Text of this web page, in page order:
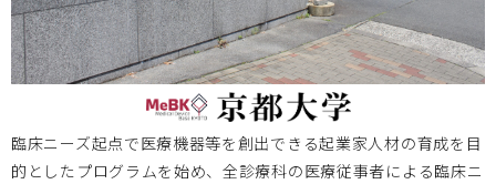
岡山大学 2024.12.24
第15回 BIZEN活動発信会開催のお知らせ
臨床ニーズ起点で医療機器等を創出できる起業家人材の育成を目
的としたプログラムを始め、全診療科の医療従事者による臨床ニ